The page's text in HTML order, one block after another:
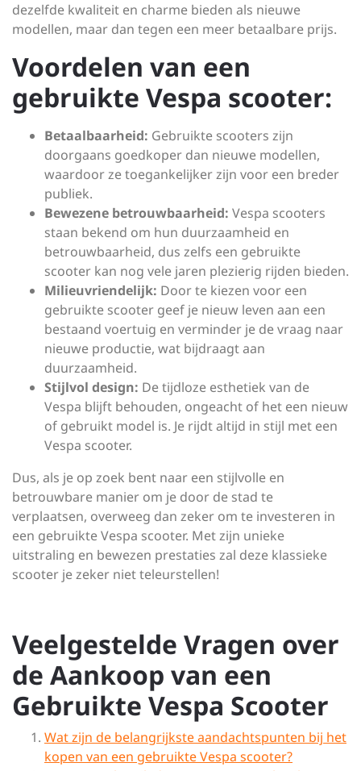
dezelfde kwaliteit en charme bieden als nieuwe
modellen, maar dan tegen een meer betaalbare prijs.
Voordelen van een
gebruikte Vespa scooter:
Betaalbaarheid: Gebruikte scooters zijn
doorgaans goedkoper dan nieuwe modellen,
waardoor ze toegankelijker zijn voor een breder
publiek.
Bewezene betrouwbaarheid: Vespa scooters
staan bekend om hun duurzaamheid en
betrouwbaarheid, dus zelfs een gebruikte
scooter kan nog vele jaren plezierig rijden bieden.
Milieuvriendelijk: Door te kiezen voor een
gebruikte scooter geef je nieuw leven aan een
bestaand voertuig en verminder je de vraag naar
nieuwe productie, wat bijdraagt aan
duurzaamheid.
Stijlvol design: De tijdloze esthetiek van de
Vespa blijft behouden, ongeacht of het een nieuw
of gebruikt model is. Je rijdt altijd in stijl met een
Vespa scooter.
Dus, als je op zoek bent naar een stijlvolle en
betrouwbare manier om je door de stad te
verplaatsen, overweeg dan zeker om te investeren in
een gebruikte Vespa scooter. Met zijn unieke
uitstraling en bewezen prestaties zal deze klassieke
scooter je zeker niet teleurstellen!
Veelgestelde Vragen over
de Aankoop van een
Gebruikte Vespa Scooter
Wat zijn de belangrijkste aandachtspunten bij het
kopen van een gebruikte Vespa scooter?